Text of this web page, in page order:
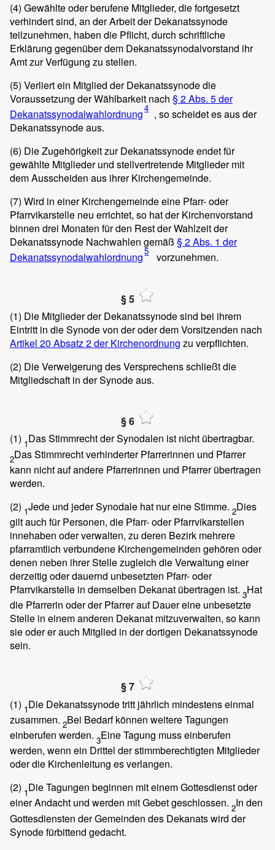
(4) Gewählte oder berufene Mitglieder, die fortgesetzt
verhindert sind, an der Arbeit der Dekanatssynode
teilzunehmen, haben die Pflicht, durch schriftliche
Erklärung gegenüber dem Dekanatssynodalvorstand ihr
Amt zur Verfügung zu stellen.
(5) Verliert ein Mitglied der Dekanatssynode die
Voraussetzung der Wählbarkeit nach § 2 Abs. 5 der
Dekanatssynodalwahlordnung4 , so scheidet es aus der
Dekanatssynode aus.
(6) Die Zugehörigkeit zur Dekanatssynode endet für
gewählte Mitglieder und stellvertretende Mitglieder mit
dem Ausscheiden aus ihrer Kirchengemeinde.
(7) Wird in einer Kirchengemeinde eine Pfarr- oder
Pfarrvikarstelle neu errichtet, so hat der Kirchenvorstand
binnen drei Monaten für den Rest der Wahlzeit der
Dekanatssynode Nachwahlen gemäß § 2 Abs. 1 der
Dekanatssynodalwahlordnung5 vorzunehmen.
§ 5
(1) Die Mitglieder der Dekanatssynode sind bei ihrem
Eintritt in die Synode von der oder dem Vorsitzenden nach
Artikel 20 Absatz 2 der Kirchenordnung zu verpflichten.
(2) Die Verweigerung des Versprechens schließt die
Mitgliedschaft in der Synode aus.
§ 6
(1) 1Das Stimmrecht der Synodalen ist nicht übertragbar.
2Das Stimmrecht verhinderter Pfarrerinnen und Pfarrer
kann nicht auf andere Pfarrerinnen und Pfarrer übertragen
werden.
(2) 1Jede und jeder Synodale hat nur eine Stimme. 2Dies
gilt auch für Personen, die Pfarr- oder Pfarrvikarstellen
innehaben oder verwalten, zu deren Bezirk mehrere
pfarramtlich verbundene Kirchengemeinden gehören oder
denen neben ihrer Stelle zugleich die Verwaltung einer
derzeitig oder dauernd unbesetzten Pfarr- oder
Pfarrvikarstelle in demselben Dekanat übertragen ist. 3Hat
die Pfarrerin oder der Pfarrer auf Dauer eine unbesetzte
Stelle in einem anderen Dekanat mitzuverwalten, so kann
sie oder er auch Mitglied in der dortigen Dekanatssynode
sein.
§ 7
(1) 1Die Dekanatssynode tritt jährlich mindestens einmal
zusammen. 2Bei Bedarf können weitere Tagungen
einberufen werden. 3Eine Tagung muss einberufen
werden, wenn ein Drittel der stimmberechtigten Mitglieder
oder die Kirchenleitung es verlangen.
(2) 1Die Tagungen beginnen mit einem Gottesdienst oder
einer Andacht und werden mit Gebet geschlossen. 2In den
Gottesdiensten der Gemeinden des Dekanats wird der
Synode fürbittend gedacht.